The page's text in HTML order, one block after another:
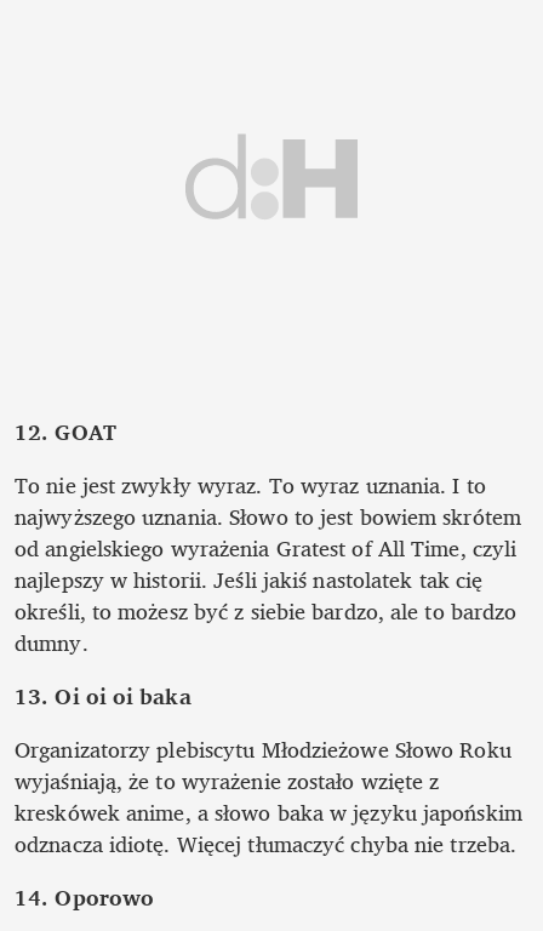
12. GOAT
To nie jest zwykły wyraz. To wyraz uznania. I to
najwyższego uznania. Słowo to jest bowiem skrótem
od angielskiego wyrażenia Gratest of All Time, czyli
najlepszy w historii. Jeśli jakiś nastolatek tak cię
określi, to możesz być z siebie bardzo, ale to bardzo
dumny.
13. Oi oi oi baka
Organizatorzy plebiscytu Młodzieżowe Słowo Roku
wyjaśniają, że to wyrażenie zostało wzięte z
kreskówek anime, a słowo baka w języku japońskim
odznacza idiotę. Więcej tłumaczyć chyba nie trzeba.
14. Oporowo